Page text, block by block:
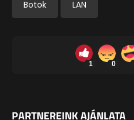
Botok LAN
1 0
PARTNEREINK AJÁNLATA